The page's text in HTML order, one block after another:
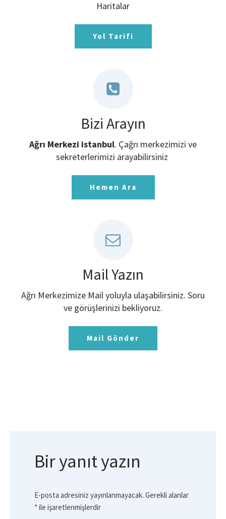
Haritalar
Yol Tarifi
Bizi Arayın
Ağrı Merkezi istanbul. Çağrı merkezimizi ve
sekreterlerimizi arayabilirsiniz
Hemen Ara
Mail Yazın
Ağrı Merkezimize Mail yoluyla ulaşabilirsiniz. Soru
ve görüşlerinizi bekliyoruz.
Mail Gönder
Bir yanıt yazın
E-posta adresiniz yayınlanmayacak. Gerekli alanlar
*ile işaretlenmişlerdir